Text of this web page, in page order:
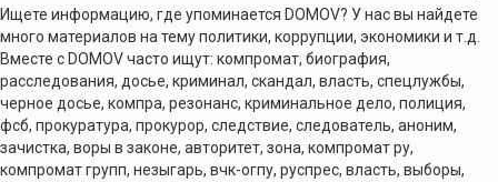
Ищете информацию, где упоминается DOMOV? У нас вы найдете
много материалов на тему политики, коррупции, экономики и т.д.
Вместе с DOMOV часто ищут: компромат, биография,
расследования, досье, криминал, скандал, власть, спецлужбы,
черное досье, компра, резонанс, криминальное дело, полиция,
фсб, прокуратура, прокурор, следствие, следователь, аноним,
зачистка, воры в законе, авторитет, зона, компромат ру,
компромат групп, незыгарь, вчк-огпу, руспрес, власть, выборы,